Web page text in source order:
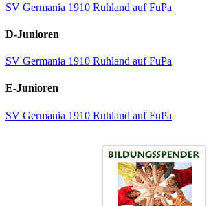
SV Germania 1910 Ruhland auf FuPa
D-Junioren
SV Germania 1910 Ruhland auf FuPa
E-Junioren
SV Germania 1910 Ruhland auf FuPa